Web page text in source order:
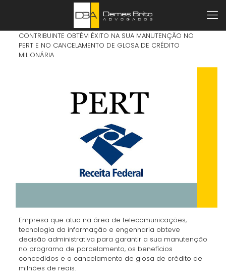
CONTRIBUINTE OBTÉM ÊXITO NA SUA MANUTENÇÃO NO
PERT E NO CANCELAMENTO DE GLOSA DE CRÉDITO
MILIONÁRIA
Empresa que atua na área de telecomunicações,
tecnologia da informação e engenharia obteve
decisão administrativa para garantir a sua manutenção
no programa de parcelamento, os benefícios
concedidos e o cancelamento de glosa de crédito de
milhões de reais.